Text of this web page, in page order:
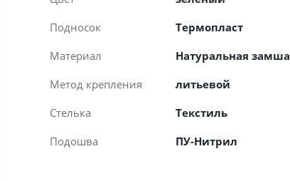
Подносок
Термопласт
Материал
Натуральная замша
Метод крепления
литьевой
Стелька
Текстиль
Подошва
ПУ-Нитрил